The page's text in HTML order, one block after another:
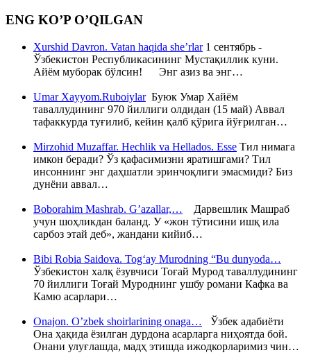
ENG KO’P O’QILGAN
Xurshid Davron. Vatan haqida she’rlar1 сентябрь -
Ўзбекистон Республикасининг Мустақиллик куни.
Айём муборак бўлсин! Энг азиз ва энг…
Umar Xayyom.RuboiylarБуюк Умар Хайём
таваллудининг 970 йиллиги олдидан (15 май) Аввал
тафаккурда туғилиб, кейин қалб қўрига йўғрилган…
Mirzohid Muzaffar. Hechlik va Hellados. Esse Тил нимага
имкон беради? Ўз қафасимизни яратишгами? Тил
инсоннинг энг даҳшатли эринчоқлиги эмасмиди? Биз
дунёни аввал…
Boborahim Mashrab. G’azallar,… Дарвешлик Машраб
учун шоҳликдан баланд. У «жон тўтисини ишқ ила
сарбоз этай деб», жандани кийиб…
Bibi Robia Saidova. Tog‘ay Murodning “Bu dunyoda…
Ўзбекистон халқ ёзувчиси Тоғай Мурод таваллудининг
70 йиллиги Тоғай Муроднинг ушбу романи Кафка ва
Камю асарлари…
Onajon. O’zbek shoirlarining onaga… Ўзбек адабиёти
Она ҳақида ёзилган дурдона асарларга ниҳоятда бой.
Онани улуғлашда, мадҳ этишда ижодкорларимиз чин…